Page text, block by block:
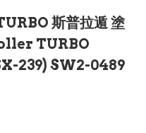
斯普拉遁 塗
TURBO
239) SW2-0489